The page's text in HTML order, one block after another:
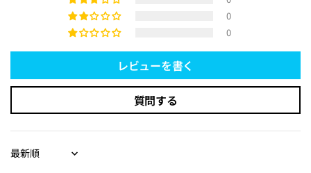
0
0
レビューを書く
質問する
Sort by